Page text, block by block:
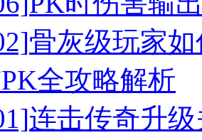
骨灰级玩家
全攻略解析
连击传奇升